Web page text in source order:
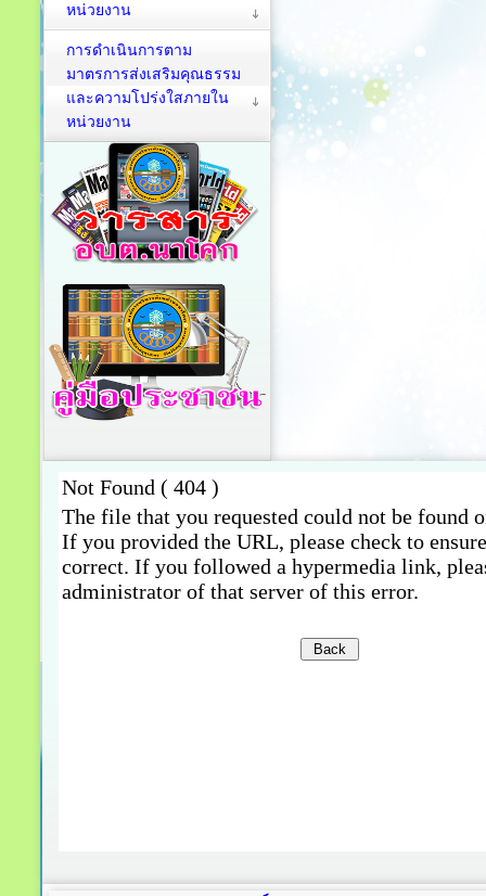
หน่วยงาน
การดำเนินการตาม
มาตรการส่งเสริมคุณธรรม
และความโปร่งใสภายใน
หน่วยงาน